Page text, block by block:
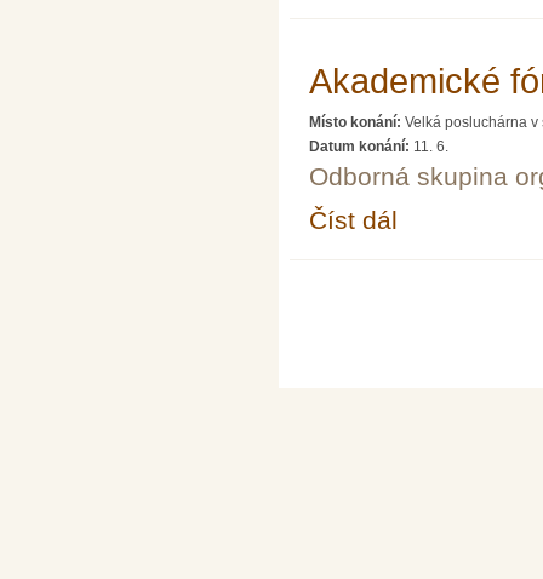
Akademické
Místo konání: Velká posluchárna v
Datum konání: 11. 6.
Odborná skupina
Číst dál